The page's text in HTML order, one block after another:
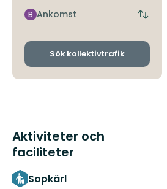
Ankomst
B
Byt
och
Sök kollektivtrafik
Aktiviteter och
faciliteter
Sopkärl